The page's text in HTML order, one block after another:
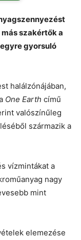
szakértők a
gyorsuló
halálzónájában,
One Earth című
valószínűleg
származik a
vízmintákat a
nagy
mint
elemezése
Mr wAIste